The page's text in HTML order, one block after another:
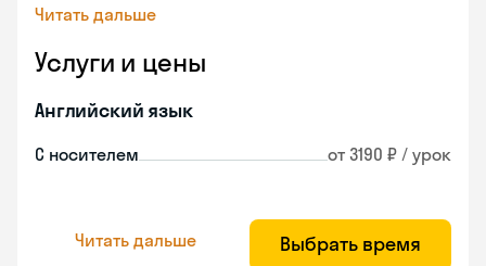
Читать дальше
Услуги и цены
Английский язык
С носителем от 3190 ₽ / урок
Читать дальше Выбрать время